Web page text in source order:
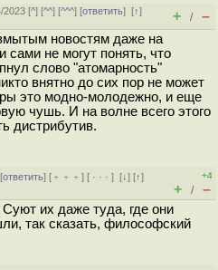
2023 [^] [^^] [^^^] [ответить][↑]
+ / –
новостям даже на
не могут понять, что
слово "атомарность"
внятно до сих пор не может
это модно-молодежно, и еще
чушь. И на волне всего этого
дистрибутив.
ответить] [ ﹢﹢﹢] [ · · ·][↓] [↑]
+4
+ / –
их даже туда, где они
так сказать, философский